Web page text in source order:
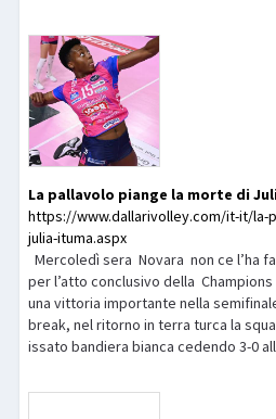
La pallavolo piange la morte di
https://www.dallarivolley.com/it-it/la-
julia-ituma.aspx
Mercoledì sera Novara non ce l’ha
per l’atto conclusivo della
una vittoria importante nella
break, nel ritorno in terra turca la
issato bandiera bianca cedendo 3-0